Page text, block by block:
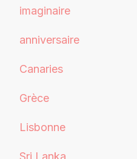
imaginaire
anniversaire
Canaries
Grèce
Lisbonne
Sri Lanka